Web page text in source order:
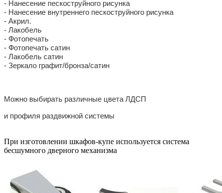
- Нанесение пескоструйного рисунка
- Нанесение внутреннего пескоструйного рисунка
- Акрил.
- Лакобель
- Фотопечать
- Фотопечать сатин
- Лакобель сатин
- Зеркало графит/бронза/сатин
Можно выбирать различные цвета ЛДСП
и профиля раздвижной системы
При изготовлении шкафов-купе используется система
бесшумного дверного механизма